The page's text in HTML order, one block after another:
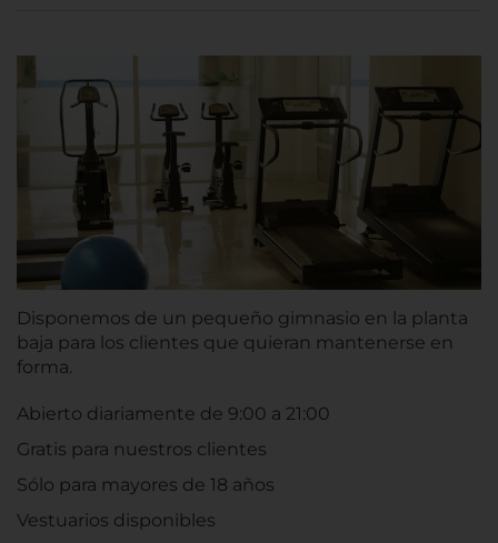
Disponemos de un pequeño gimnasio en la planta
baja para los clientes que quieran mantenerse en
forma.
Abierto diariamente de 9:00 a 21:00
Gratis para nuestros clientes
Sólo para mayores de 18 años
Vestuarios disponibles